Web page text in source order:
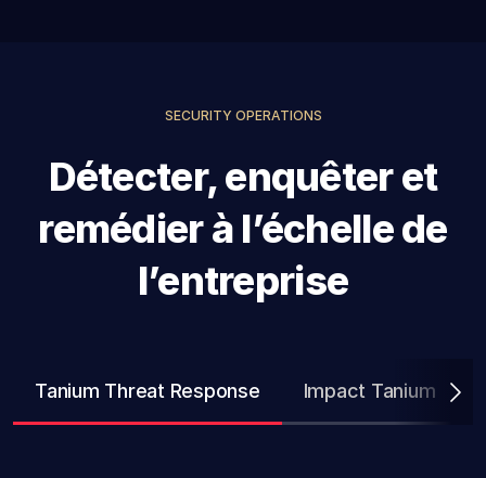
SECURITY OPERATIONS
Détecter, enquêter et
remédier à l’échelle de
l’entreprise
Tanium Threat Response Impact Tanium